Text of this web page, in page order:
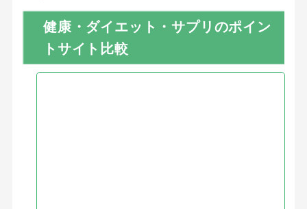
健康・ダイエット・サプリのポイン
トサイト比較